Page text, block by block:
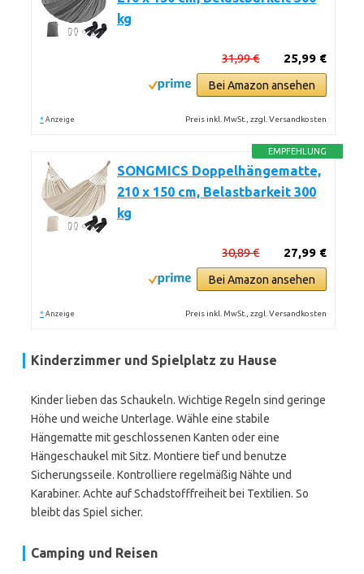
kg
25,99 €
31,99 €
Bei Amazon ansehen
* Anzeige Preis inkl. MwSt., zzgl. Versandkosten
EMPFEHLUNG
SONGMICS Doppelhängematte,
210 x 150 cm, Belastbarkeit 300
kg
27,99 €
30,89 €
Bei Amazon ansehen
* Anzeige Preis inkl. MwSt., zzgl. Versandkosten
Kinderzimmer und Spielplatz zu Hause
Kinder lieben das Schaukeln. Wichtige Regeln sind geringe
Höhe und weiche Unterlage. Wähle eine stabile
Hängematte mit geschlossenen Kanten oder eine
Hängeschaukel mit Sitz. Montiere tief und benutze
Sicherungsseile. Kontrolliere regelmäßig Nähte und
Karabiner. Achte auf Schadstofffreiheit bei Textilien. So
bleibt das Spiel sicher.
Camping und Reisen